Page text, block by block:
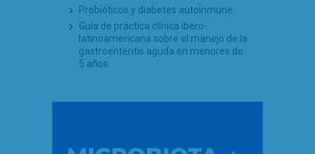
Probióticos y diabetes autoinmune
Guía de práctica clínica ibero-
latinoamericana sobre el manejo de la
gastroenteritis aguda en menores de
5 años